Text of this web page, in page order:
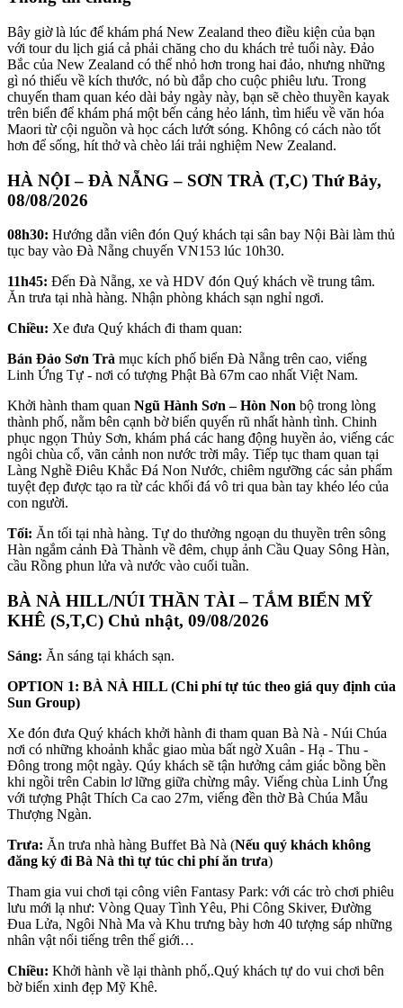
Bây giờ là lúc để khám phá New Zealand theo điều kiện của bạn
với tour du lịch giá cả phải chăng cho du khách trẻ tuổi này. Đảo
Bắc của New Zealand có thể nhỏ hơn trong hai đảo, nhưng những
gì nó thiếu về kích thước, nó bù đắp cho cuộc phiêu lưu. Trong
chuyến tham quan kéo dài bảy ngày này, bạn sẽ chèo thuyền kayak
trên biển để khám phá một bến cảng hẻo lánh, tìm hiểu về văn hóa
Maori từ cội nguồn và học cách lướt sóng. Không có cách nào tốt
hơn để sống, hít thở và chèo lái trải nghiệm New Zealand.
HÀ NỘI – ĐÀ NẴNG – SƠN TRÀ (T,C) Thứ Bảy,
08/08/2026
08h30: Hướng dẫn viên đón Quý khách tại sân bay Nội Bài làm thủ
tục bay vào Đà Nẵng chuyến VN153 lúc 10h30.
11h45: Đến Đà Nẵng, xe và HDV đón Quý khách về trung tâm.
Ăn trưa tại nhà hàng. Nhận phòng khách sạn nghỉ ngơi.
Chiều: Xe đưa Quý khách đi tham quan:
Bán Đảo Sơn Trà mục kích phố biển Đà Nẵng trên cao, viếng
Linh Ứng Tự - nơi có tượng Phật Bà 67m cao nhất Việt Nam.
Khởi hành tham quan Ngũ Hành Sơn – Hòn Non bộ trong lòng
thành phố, nằm bên cạnh bờ biển quyến rũ nhất hành tình. Chinh
phục ngọn Thủy Sơn, khám phá các hang động huyền ảo, viếng các
ngôi chùa cổ, vãn cảnh non nước trời mây. Tiếp tục tham quan tại
Làng Nghề Điêu Khắc Đá Non Nước, chiêm ngưỡng các sản phẩm
tuyệt đẹp được tạo ra từ các khối đá vô tri qua bàn tay khéo léo của
con người.
Tối: Ăn tối tại nhà hàng. Tự do thưởng ngoạn du thuyền trên sông
Hàn ngắm cảnh Đà Thành về đêm, chụp ảnh Cầu Quay Sông Hàn,
cầu Rồng phun lửa và nước vào cuối tuần.
BÀ NÀ HILL/NÚI THẦN TÀI – TẮM BIỂN MỸ
KHÊ (S,T,C) Chủ nhật, 09/08/2026
Sáng: Ăn sáng tại khách sạn.
OPTION 1: BÀ NÀ HILL (Chi phí tự túc theo giá quy định của
Sun Group)
Xe đón đưa Quý khách khởi hành đi tham quan Bà Nà - Núi Chúa
nơi có những khoảnh khắc giao mùa bất ngờ Xuân - Hạ - Thu -
Đông trong một ngày. Qúy khách sẽ tận hưởng cảm giác bồng bền
khi ngồi trên Cabin lơ lững giữa chừng mây. Viếng chùa Linh Ứng
với tượng Phật Thích Ca cao 27m, viếng đền thờ Bà Chúa Mẫu
Thượng Ngàn.
Trưa: Ăn trưa nhà hàng Buffet Bà Nà (Nếu quý khách không
đăng ký đi Bà Nà thì tự túc chi phí ăn trưa)
Tham gia vui chơi tại công viên Fantasy Park: với các trò chơi phiêu
lưu mới lạ như: Vòng Quay Tình Yêu, Phi Công Skiver, Đường
Đua Lửa, Ngôi Nhà Ma và Khu trưng bày hơn 40 tượng sáp những
nhân vật nổi tiếng trên thế giới…
Chiều: Khởi hành về lại thành phố,.Quý khách tự do vui chơi bên
bờ biển xinh đẹp Mỹ Khê.